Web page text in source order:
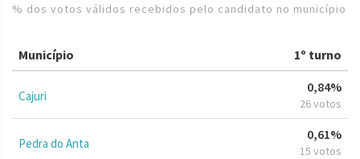
% dos votos válidos recebidos pelo candidato no município
Município 1º turno
Cajuri
0,84%
26 votos
Pedra do Anta
0,61%
15 votos